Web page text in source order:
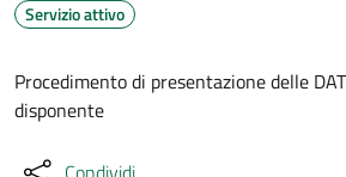
Servizio attivo
Procedimento di presentazione delle
disponente